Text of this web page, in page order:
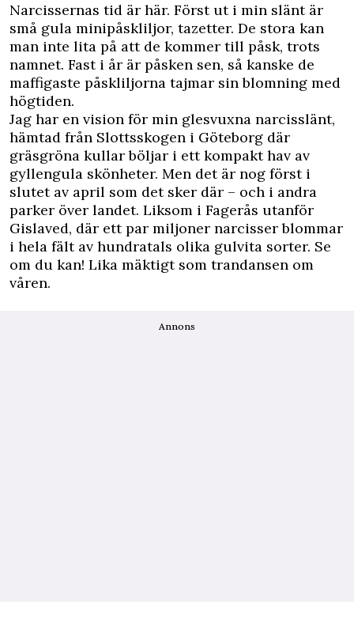
Narcissernas tid är här. Först ut i min slänt är
små gula minipåskliljor, tazetter. De stora kan
man inte lita på att de kommer till påsk, trots
namnet. Fast i år är påsken sen, så kanske de
maffigaste påskliljorna ­tajmar sin blomning med
högtiden.
Jag har en vision för min glesvuxna ­narcisslänt,
hämtad från Slottsskogen i Göteborg där
gräsgröna kullar böljar i ett kompakt hav av
gyllengula skönheter. Men det är nog först i
slutet av april som det sker där – och i andra
parker över landet. Liksom i Fagerås utanför
Gislaved, där ett par miljoner narcisser blommar
i hela fält av hundratals olika gulvita sorter. Se
om du kan! Lika mäktigt som trandansen om
våren.
Annons